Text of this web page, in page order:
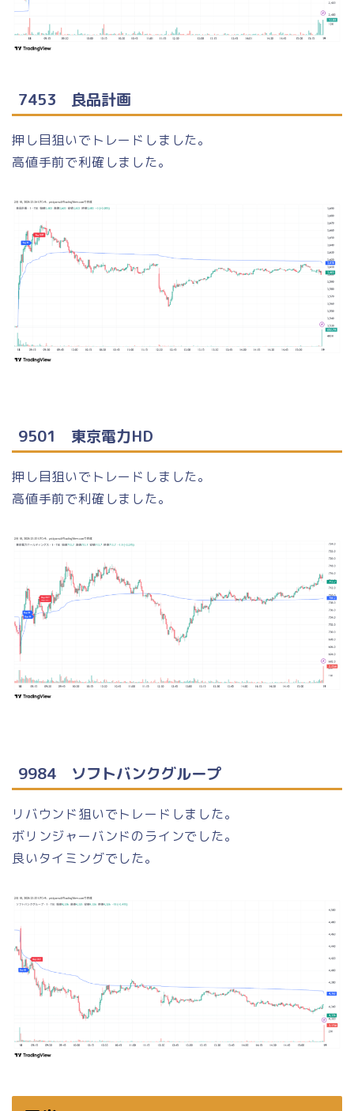
7453 良品計画
押し目狙いでトレードしました。
高値手前で利確しました。
9501 東京電力HD
押し目狙いでトレードしました。
高値手前で利確しました。
9984 ソフトバンクグループ
リバウンド狙いでトレードしました。
ボリンジャーバンドのラインでした。
良いタイミングでした。